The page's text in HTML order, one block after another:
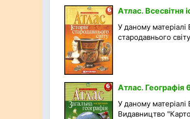
Атлас. Всесвітня
У даному матеріалі
стародавнього
Атлас. Географія
У даному матеріалі
Видавництво